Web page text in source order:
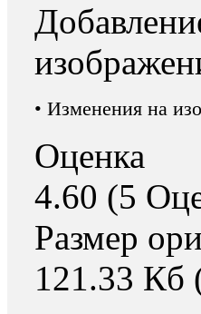
• Изменения на
Оценка
4.60 (5
Размер
121.33 Кб